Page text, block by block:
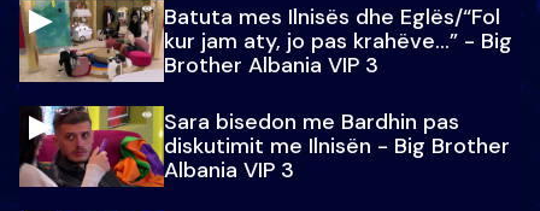
Batuta mes Ilnisës dhe Eglës/“Fol
kur jam aty, jo pas krahëve…” - Big
Brother Albania VIP 3
Sara bisedon me Bardhin pas
diskutimit me Ilnisën - Big Brother
Albania VIP 3